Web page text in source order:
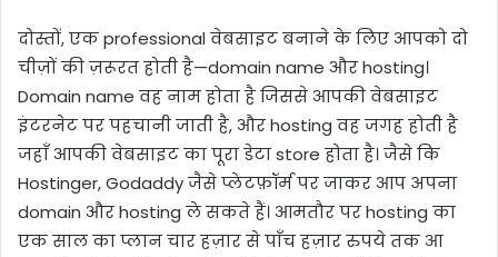
दोस्तों, एक professional वेबसाइट बनाने के लिए आपको दो
चीज़ों की ज़रूरत होती है—domain name और hosting।
Domain name वह नाम होता है जिससे आपकी वेबसाइट
इंटरनेट पर पहचानी जाती है, और hosting वह जगह होती है
जहाँ आपकी वेबसाइट का पूरा डेटा store होता है। जैसे कि
Hostinger, Godaddy जैसे प्लेटफ़ॉर्म पर जाकर आप अपना
domain और hosting ले सकते हैं। आमतौर पर hosting का
एक साल का प्लान चार हज़ार से पाँच हज़ार रुपये तक आ